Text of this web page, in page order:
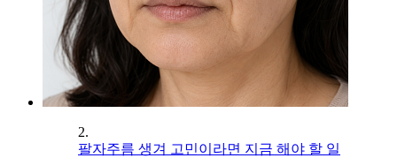
2.
팔자주름 생겨 고민이라면 지금 해야 할 일